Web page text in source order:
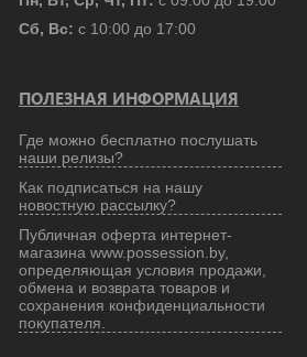
Сб, Вс: с 10:00 до 17:00
ПОЛЕЗНАЯ ИНФОРМАЦИЯ
Где можно бесплатно послушать
наши релизы?
Как подписаться на нашу
новостную рассылку?
Публичная оферта интернет-
магазина www.possession.by,
определяющая условия продажи,
обмена и возврата товаров и
сохранения конфиденциальности
покупателя.